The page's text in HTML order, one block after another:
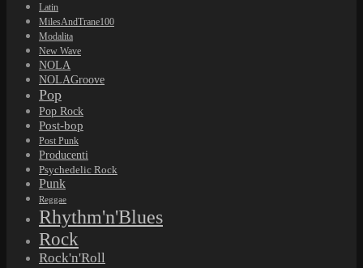
Latin
MilesAndTrane100
Modalita
New Wave
NOLA
NOLAGroove
Pop
Pop Rock
Post-bop
Post Punk
Producenti
Psychedelic Rock
Punk
Reggae
Rhythm'n'Blues
Rock
Rock'n'Roll